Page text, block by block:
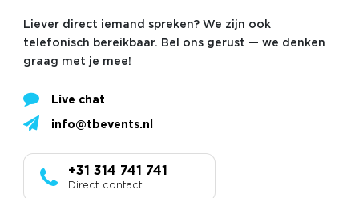
Liever direct iemand spreken? We zijn ook
telefonisch bereikbaar. Bel ons gerust — we denken
graag met je mee!
Live chat
info@tbevents.nl
+31 314 741 741
Direct contact